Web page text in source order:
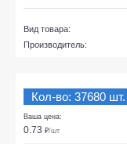
Вид товара:
Производитель:
Кол-во: 37680 шт.
Ваша цена:
0.73 ₽/шт